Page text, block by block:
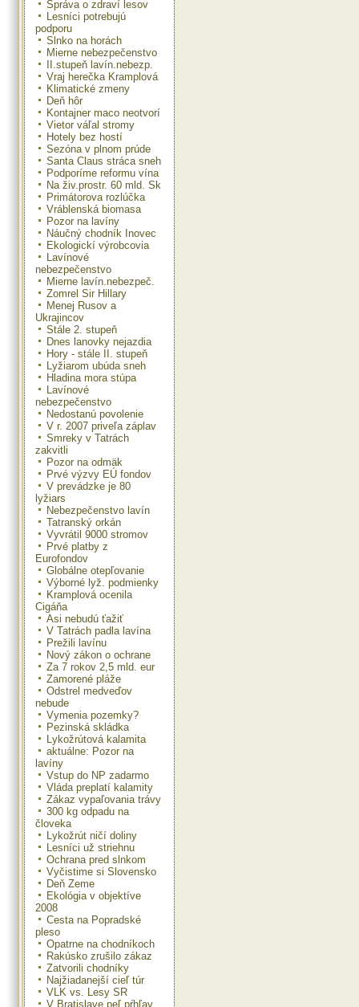
Správa o zdraví lesov
Lesníci potrebujú
podporu
Slnko na horách
Mierne nebezpečenstvo
II.stupeň lavín.nebezp.
Vraj herečka Kramplová
Klimatické zmeny
Deň hôr
Kontajner maco neotvorí
Vietor váľal stromy
Hotely bez hostí
Sezóna v plnom prúde
Santa Claus stráca sneh
Podporíme reformu vína
Na živ.prostr. 60 mld. Sk
Primátorova rozlúčka
Vráblenská biomasa
Pozor na lavíny
Náučný chodník Inovec
Ekologickí výrobcovia
Lavínové
nebezpečenstvo
Mierne lavín.nebezpeč.
Zomrel Sir Hillary
Menej Rusov a
Ukrajincov
Stále 2. stupeň
Dnes lanovky nejazdia
Hory - stále II. stupeň
Lyžiarom ubúda sneh
Hladina mora stúpa
Lavínové
nebezpečenstvo
Nedostanú povolenie
V r. 2007 priveľa záplav
Smreky v Tatrách
zakvitli
Pozor na odmäk
Prvé výzvy EÚ fondov
V prevádzke je 80
lyžiars
Nebezpečenstvo lavín
Tatranský orkán
Vyvrátil 9000 stromov
Prvé platby z
Eurofondov
Globálne otepľovanie
Výborné lyž. podmienky
Kramplová ocenila
Cigáňa
Asi nebudú ťažiť
V Tatrách padla lavína
Prežili lavínu
Nový zákon o ochrane
Za 7 rokov 2,5 mld. eur
Zamorené pláže
Odstrel medveďov
nebude
Vymenia pozemky?
Pezinská skládka
Lykožrútová kalamita
aktuálne: Pozor na
lavíny
Vstup do NP zadarmo
Vláda preplatí kalamity
Zákaz vypaľovania trávy
300 kg odpadu na
človeka
Lykožrút ničí doliny
Lesníci už striehnu
Ochrana pred slnkom
Vyčistime si Slovensko
Deň Zeme
Ekológia v objektíve
2008
Cesta na Popradské
pleso
Opatrne na chodníkoch
Rakúsko zrušilo zákaz
Zatvorili chodníky
Najžiadanejší cieľ túr
VLK vs. Lesy SR
V Bratislave peľ pŕhľav